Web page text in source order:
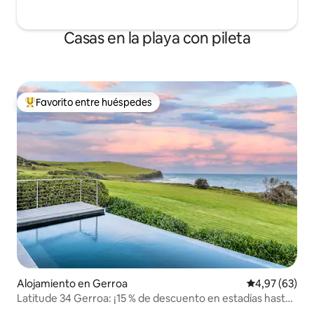
Casas en la playa con pileta
Favorito entre los huéspedes más destacados
Favorito entre huéspedes
Alojamiento en Gerroa Calificación
4,97 (63)
Latitude 34 Gerroa: ¡15 % de descuento en estadías hasta